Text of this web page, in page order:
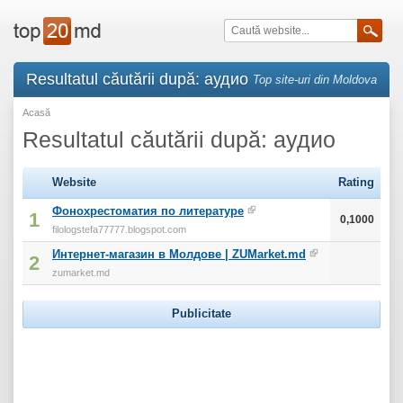
Resultatul căutării după: аудио Top site-uri din Moldova
Acasă
Resultatul căutării după: аудио
Website Rating
1 Фонохрестоматия по литературе
filologstefa77777.blogspot.com
0,1000
2 Интернет-магазин в Молдове | ZUMarket.md
zumarket.md
Publicitate